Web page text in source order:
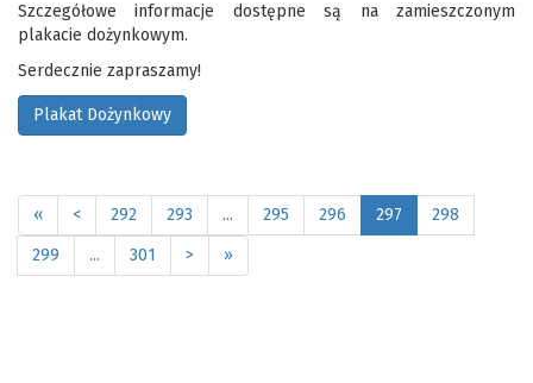
Szczegółowe informacje dostępne są na zamieszczonym
plakacie dożynkowym.
Serdecznie zapraszamy!
Plakat Dożynkowy
« < 292 293 ... 295 296 297
298
299
... 301 > »